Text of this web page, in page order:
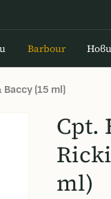
Barbour
(15 ml)
Cpt.
ml)